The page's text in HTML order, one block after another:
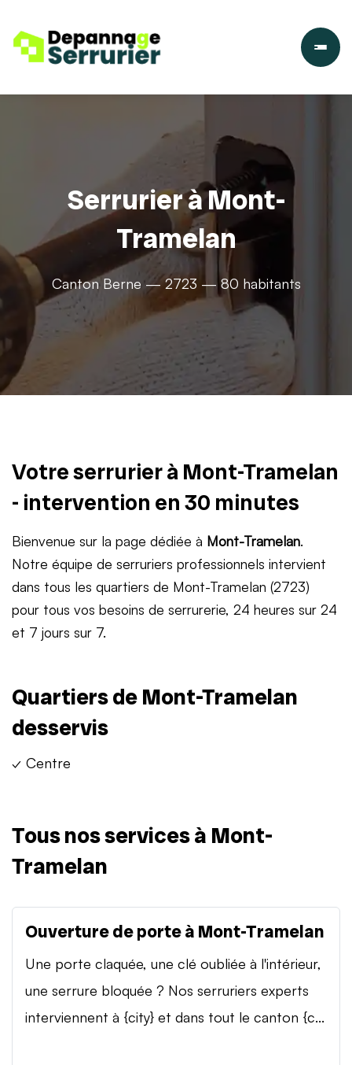
Serrurier à Mont-
Tramelan
Canton Berne — 2723 — 80 habitants
Votre serrurier à Mont-Tramelan
- intervention en 30 minutes
Bienvenue sur la page dédiée à Mont-Tramelan.
Notre équipe de serruriers professionnels intervient
dans tous les quartiers de Mont-Tramelan (2723)
pour tous vos besoins de serrurerie, 24 heures sur 24
et 7 jours sur 7.
Quartiers de Mont-Tramelan
desservis
✓ Centre
Tous nos services à Mont-
Tramelan
Ouverture de porte à Mont-Tramelan
Une porte claquée, une clé oubliée à l'intérieur,
une serrure bloquée ? Nos serruriers experts
interviennent à {city} et dans tout le canton {c...